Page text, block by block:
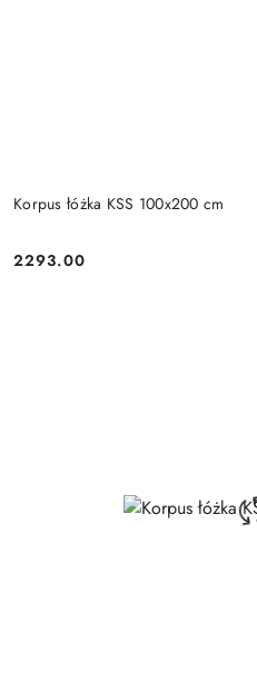
Korpus łóżka KSS 100x200 cm
Cena:
2293.00